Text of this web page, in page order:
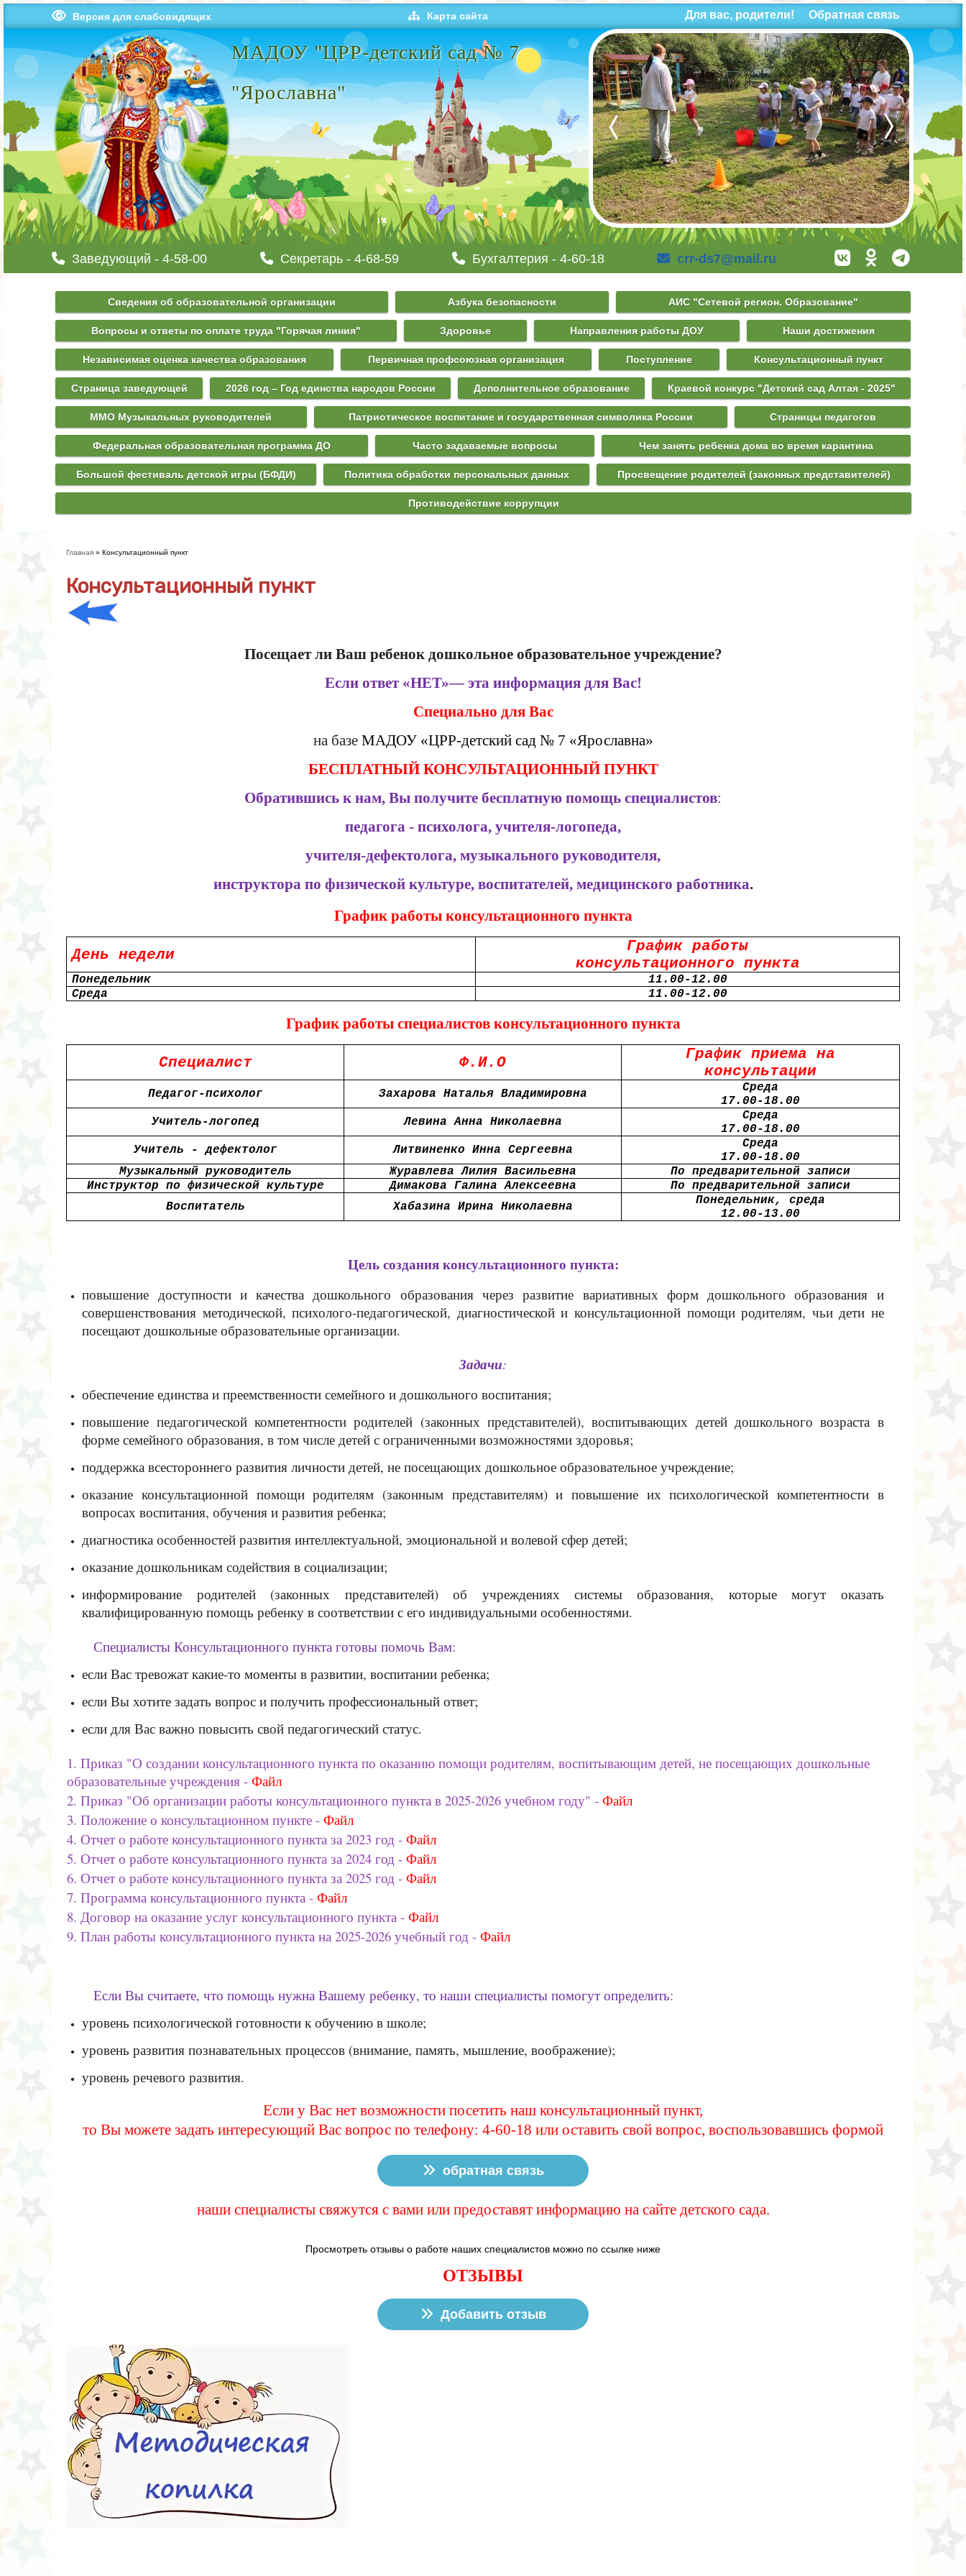
Версия для слабовидящих Карта сайта Для вас, родители! Обратная связь
МАДОУ "ЦРР-детский сад № 7
"Ярославна"
Заведующий - 4-58-00 Секретарь - 4-68-59 Бухгалтерия - 4-60-18 crr-ds7@mail.ru
Сведения об образовательной организации Азбука безопасности АИС "Сетевой регион. Образование"
Вопросы и ответы по оплате труда "Горячая линия" Здоровье Направления работы ДОУ Наши достижения
Независимая оценка качества образования Первичная профсоюзная организация Поступление Консультационный пункт
Страница заведующей 2026 год – Год единства народов России Дополнительное образование Краевой конкурс "Детский сад Алтая - 2025"
ММО Музыкальных руководителей Патриотическое воспитание и государственная символика России Страницы педагогов
Федеральная образовательная программа ДО Часто задаваемые вопросы Чем занять ребенка дома во время карантина
Большой фестиваль детской игры (БФДИ) Политика обработки персональных данных Просвещение родителей (законных представителей)
Противодействие коррупции
Главная » Консультационный пункт
Консультационный пункт
Посещает ли Ваш ребенок дошкольное образовательное учреждение?
Если ответ «НЕТ»— эта информация для Вас!
Специально для Вас
на базе МАДОУ «ЦРР-детский сад № 7 «Ярославна»
БЕСПЛАТНЫЙ КОНСУЛЬТАЦИОННЫЙ ПУНКТ
Обратившись к нам, Вы получите бесплатную помощь специалистов:
педагога - психолога, учителя-логопеда,
учителя-дефектолога, музыкального руководителя,
инструктора по физической культуре, воспитателей, медицинского работника.
График работы консультационного пункта
День недели
График работы
консультационного пункта
Понедельник
11.00-12.00
Среда
11.00-12.00
График работы специалистов консультационного пункта
Специалист Ф.И.О
График приема на
консультации
Педагог-психолог Захарова Наталья Владимировна
Среда
17.00-18.00
Учитель-логопед
Левина Анна Николаевна
Среда
17.00-18.00
Учитель - дефектолог
Литвиненко Инна Сергеевна
Среда
17.00-18.00
Музыкальный руководитель
Журавлева Лилия Васильевна
По предварительной записи
Инструктор по физической культуре
Димакова Галина Алексеевна
По предварительной записи
Воспитатель
Хабазина Ирина Николаевна
Понедельник, среда
12.00-13.00
Цель создания консультационного пункта:
повышение доступности и качества дошкольного образования через развитие вариативных форм дошкольного образования и
совершенствования методической, психолого-педагогической, диагностической и консультационной помощи родителям, чьи дети не
посещают дошкольные образовательные организации.
Задачи:
обеспечение единства и преемственности семейного и дошкольного воспитания;
повышение педагогической компетентности родителей (законных представителей), воспитывающих детей дошкольного возраста в
форме семейного образования, в том числе детей с ограниченными возможностями здоровья;
поддержка всестороннего развития личности детей, не посещающих дошкольное образовательное учреждение;
оказание консультационной помощи родителям (законным представителям) и повышение их психологической компетентности в
вопросах воспитания, обучения и развития ребенка;
диагностика особенностей развития интеллектуальной, эмоциональной и волевой сфер детей;
оказание дошкольникам содействия в социализации;
информирование родителей (законных представителей) об учреждениях системы образования, которые могут оказать
квалифицированную помощь ребенку в соответствии с его индивидуальными особенностями.
Специалисты Консультационного пункта готовы помочь Вам:
если Вас тревожат какие-то моменты в развитии, воспитании ребенка;
если Вы хотите задать вопрос и получить профессиональный ответ;
если для Вас важно повысить свой педагогический статус.
1. Приказ "О создании консультационного пункта по оказанию помощи родителям, воспитывающим детей, не посещающих дошкольные
образовательные учреждения - Файл
2. Приказ "Об организации работы консультационного пункта в 2025-2026 учебном году" - Файл
3. Положение о консультационном пункте - Файл
4. Отчет о работе консультационного пункта за 2023 год - Файл
5. Отчет о работе консультационного пункта за 2024 год - Файл
6. Отчет о работе консультационного пункта за 2025 год - Файл
7. Программа консультационного пункта - Файл
8. Договор на оказание услуг консультационного пункта - Файл
9. План работы консультационного пункта на 2025-2026 учебный год - Файл
Если Вы считаете, что помощь нужна Вашему ребенку, то наши специалисты помогут определить:
уровень психологической готовности к обучению в школе;
уровень развития познавательных процессов (внимание, память, мышление, воображение);
уровень речевого развития.
Если у Вас нет возможности посетить наш консультационный пункт,
то Вы можете задать интересующий Вас вопрос по телефону: 4-60-18 или оставить свой вопрос, воспользовавшись формой
обратная связь
наши специалисты свяжутся с вами или предоставят информацию на сайте детского сада.
Просмотреть отзывы о работе наших специалистов можно по ссылке ниже
ОТЗЫВЫ
Добавить отзыв